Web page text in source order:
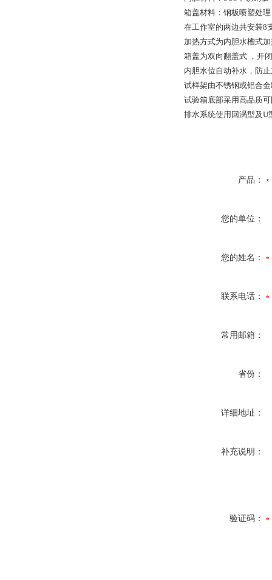
箱盖材料：钢板喷塑处
在工作室的两边共安装8
加热方式为内胆水槽式
箱盖为双向翻盖式 ，开
内胆水位自动补水，防
试样架由不锈钢或铝合
试验箱底部采用高品质
排水系统使用回涡型及U
产品：
您的单位：
您的姓名：
联系电话：
常用邮箱：
省份：
详细地址：
补充说明：
验证码：